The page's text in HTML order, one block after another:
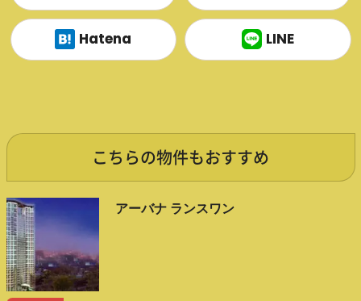
Hatena LINE
こちらの物件もおすすめ
アーバナ ランスワン